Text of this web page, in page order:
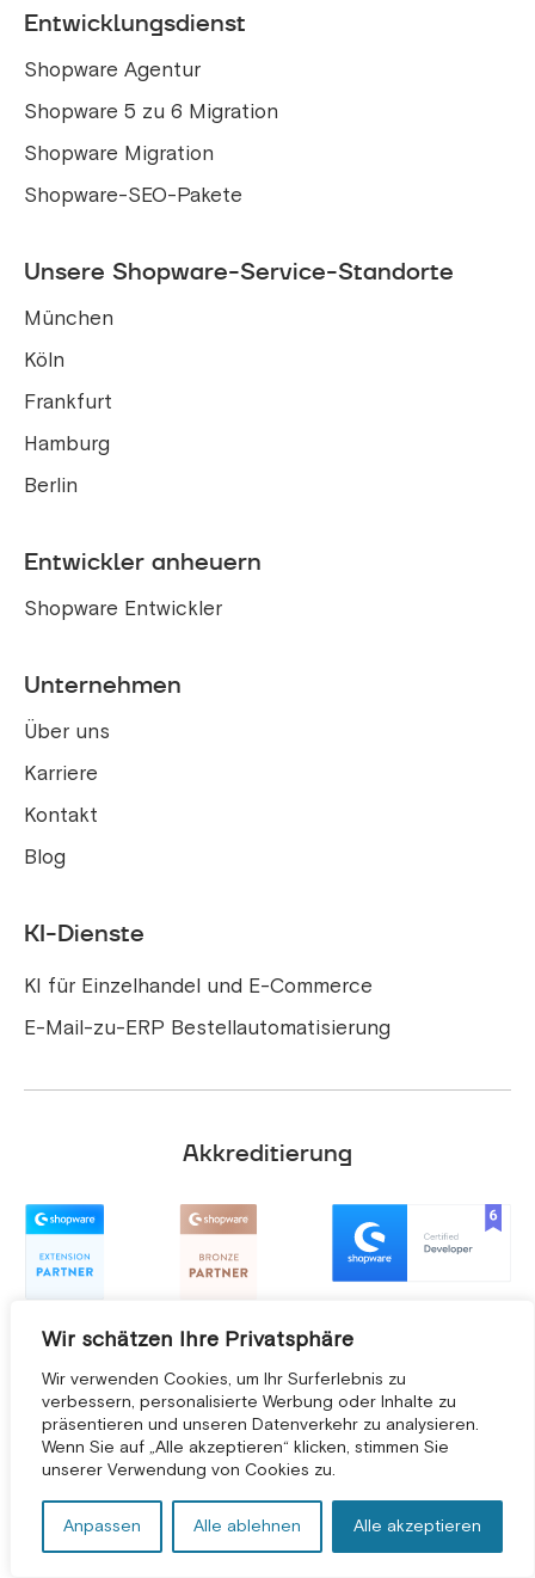
Wir schätzen Ihre Privatsphäre
Wir verwenden Cookies, um Ihr Surferlebnis zu
verbessern, personalisierte Werbung oder Inhalte zu
präsentieren und unseren Datenverkehr zu analysieren.
Wenn Sie auf „Alle akzeptieren“ klicken, stimmen Sie
unserer Verwendung von Cookies zu.
Anpassen Alle ablehnen Alle akzeptieren
KOSTENLOSE BERATUNG *
Entwicklungsdienst
Shopware Agentur
Shopware 5 zu 6 Migration
Shopware Migration
Shopware-SEO-Pakete
Unsere Shopware-Service-Standorte
München
Köln
Frankfurt
Hamburg
Berlin
Entwickler anheuern
Shopware Entwickler
Unternehmen
Über uns
Karriere
Kontakt
Blog
KI-Dienste
KI für Einzelhandel und E-Commerce
E-Mail-zu-ERP Bestellautomatisierung
Akkreditierung